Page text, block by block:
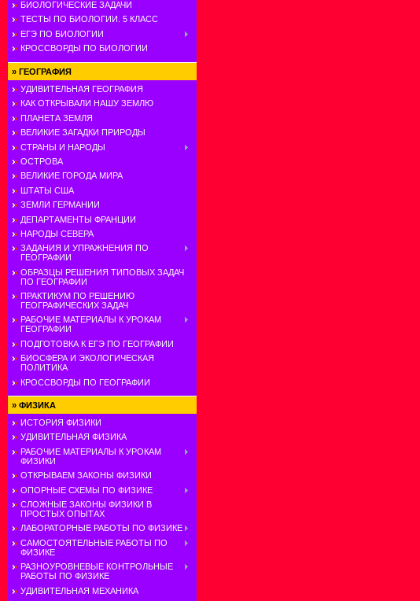
БИОЛОГИЧЕСКИЕ ЗАДАЧИ
ТЕСТЫ ПО БИОЛОГИИ. 5 КЛАСС
ЕГЭ ПО БИОЛОГИИ
КРОССВОРДЫ ПО БИОЛОГИИ
» ГЕОГРАФИЯ
УДИВИТЕЛЬНАЯ ГЕОГРАФИЯ
КАК ОТКРЫВАЛИ НАШУ ЗЕМЛЮ
ПЛАНЕТА ЗЕМЛЯ
ВЕЛИКИЕ ЗАГАДКИ ПРИРОДЫ
СТРАНЫ И НАРОДЫ
ОСТРОВА
ВЕЛИКИЕ ГОРОДА МИРА
ШТАТЫ США
ЗЕМЛИ ГЕРМАНИИ
ДЕПАРТАМЕНТЫ ФРАНЦИИ
НАРОДЫ СЕВЕРА
ЗАДАНИЯ И УПРАЖНЕНИЯ ПО
ГЕОГРАФИИ
ОБРАЗЦЫ РЕШЕНИЯ ТИПОВЫХ ЗАДАЧ
ПО ГЕОГРАФИИ
ПРАКТИКУМ ПО РЕШЕНИЮ
ГЕОГРАФИЧЕСКИХ ЗАДАЧ
РАБОЧИЕ МАТЕРИАЛЫ К УРОКАМ
ГЕОГРАФИИ
ПОДГОТОВКА К ЕГЭ ПО ГЕОГРАФИИ
БИОСФЕРА И ЭКОЛОГИЧЕСКАЯ
ПОЛИТИКА
КРОССВОРДЫ ПО ГЕОГРАФИИ
» ФИЗИКА
ИСТОРИЯ ФИЗИКИ
УДИВИТЕЛЬНАЯ ФИЗИКА
РАБОЧИЕ МАТЕРИАЛЫ К УРОКАМ
ФИЗИКИ
ОТКРЫВАЕМ ЗАКОНЫ ФИЗИКИ
ОПОРНЫЕ СХЕМЫ ПО ФИЗИКЕ
СЛОЖНЫЕ ЗАКОНЫ ФИЗИКИ В
ПРОСТЫХ ОПЫТАХ
ЛАБОРАТОРНЫЕ РАБОТЫ ПО ФИЗИКЕ
САМОСТОЯТЕЛЬНЫЕ РАБОТЫ ПО
ФИЗИКЕ
РАЗНОУРОВНЕВЫЕ КОНТРОЛЬНЫЕ
РАБОТЫ ПО ФИЗИКЕ
УДИВИТЕЛЬНАЯ МЕХАНИКА